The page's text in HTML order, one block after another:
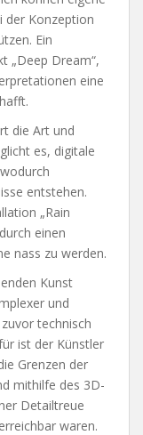
der Konzeption
Ein
„Deep Dream“,
eine
die Art und
es, digitale
entstehen.
„Rain
einen
nass zu werden.
Kunst
und
technisch
ist der Künstler
Grenzen der
mithilfe des 3D-
Detailtreue
waren.